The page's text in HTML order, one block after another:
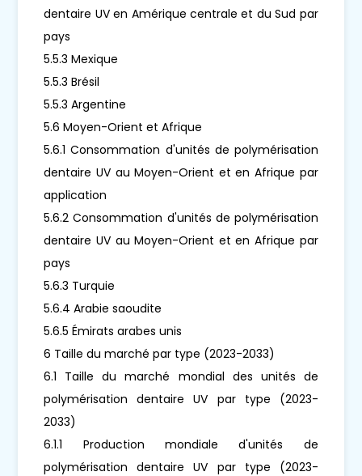
dentaire UV en Amérique centrale et du Sud par
pays
5.5.3 Mexique
5.5.3 Brésil
5.5.3 Argentine
5.6 Moyen-Orient et Afrique
5.6.1 Consommation d'unités de polymérisation
dentaire UV au Moyen-Orient et en Afrique par
application
5.6.2 Consommation d'unités de polymérisation
dentaire UV au Moyen-Orient et en Afrique par
pays
5.6.3 Turquie
5.6.4 Arabie saoudite
5.6.5 Émirats arabes unis
6 Taille du marché par type (2023-2033)
6.1 Taille du marché mondial des unités de
polymérisation dentaire UV par type (2023-
2033)
6.1.1 Production mondiale d'unités de
polymérisation dentaire UV par type (2023-